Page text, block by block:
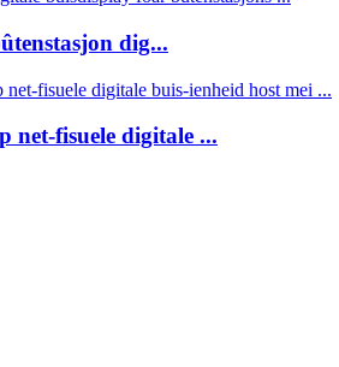
dig...
net-fisuele digitale ...